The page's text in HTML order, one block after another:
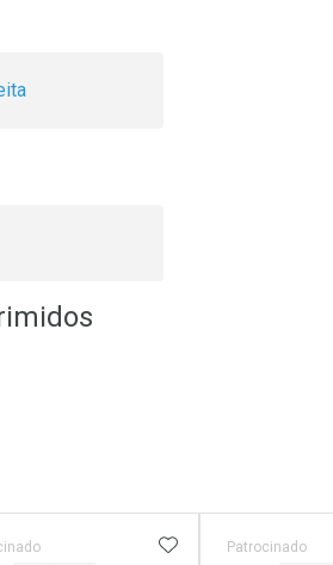
AOS FAVORITOSADICIONAR AOS
Patrocinado